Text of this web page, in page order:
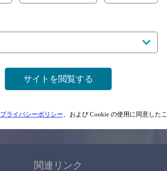
ご意見・ご感想
念のためお店にご確
関連リンク
サイトを閲覧する
プライバシーポリシー、および Cookie の使用に同意した